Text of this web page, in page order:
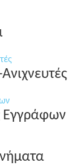
Εγγράφων